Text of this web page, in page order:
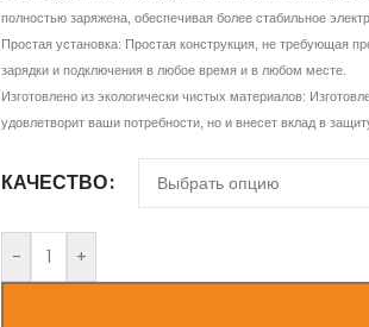
полностью заряжена, обеспечивая более стабильное
Простая установка: Простая конструкция, не требующая
зарядки и подключения в любое время и в любом месте.
Изготовлено из экологически чистых материалов:
удовлетворит ваши потребности, но и внесет вклад в
КАЧЕСТВО
- +